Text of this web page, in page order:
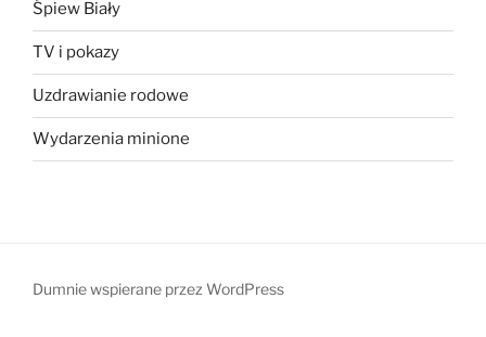
Śpiew Biały
TV i pokazy
Uzdrawianie rodowe
Wydarzenia minione
Dumnie wspierane przez WordPress